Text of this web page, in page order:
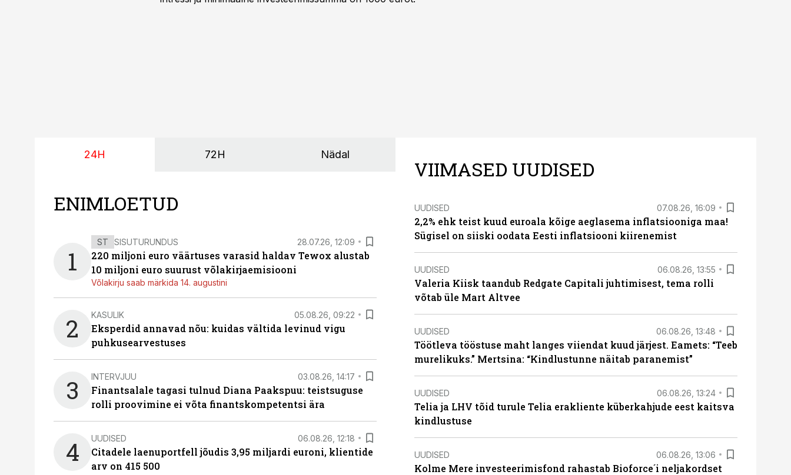
24H 72H Nädal
ENIMLOETUD
1
ST SISUTURUNDUS 28.07.26, 12:09
220 miljoni euro väärtuses varasid haldav Tewox alustab
10 miljoni euro suurust võlakirjaemisiooni
Võlakirju saab märkida 14. augustini
2 KASULIK 05.08.26, 09:22
Eksperdid annavad nõu: kuidas vältida levinud vigu
puhkusearvestuses
3 INTERVJUU 03.08.26, 14:17
Finantsalale tagasi tulnud Diana Paakspuu: teistsuguse
rolli proovimine ei võta finantskompetentsi ära
4 UUDISED 06.08.26, 12:18
Citadele laenuportfell jõudis 3,95 miljardi euroni, klientide
arv on 415 500
VIIMASED UUDISED
UUDISED 07.08.26, 16:09
2,2% ehk teist kuud euroala kõige aeglasema inflatsiooniga maa!
Sügisel on siiski oodata Eesti inflatsiooni kiirenemist
UUDISED 06.08.26, 13:55
Valeria Kiisk taandub Redgate Capitali juhtimisest, tema rolli
võtab üle Mart Altvee
UUDISED 06.08.26, 13:48
Töötleva tööstuse maht langes viiendat kuud järjest. Eamets: “Teeb
murelikuks.” Mertsina: “Kindlustunne näitab paranemist”
UUDISED 06.08.26, 13:24
Telia ja LHV tõid turule Telia erakliente küberkahjude eest kaitsva
kindlustuse
UUDISED 06.08.26, 13:06
Kolme Mere investeerimisfond rahastab Bioforce´i neljakordset